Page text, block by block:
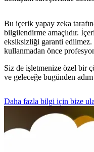
Bu içerik yapay zeka
bilgilendirme amaçlıdır.
eksiksizliği garanti
kullanmadan önce
Siz de işletmenize özel bir
ve geleceğe bugünden adım
Daha fazla bilgi için bize